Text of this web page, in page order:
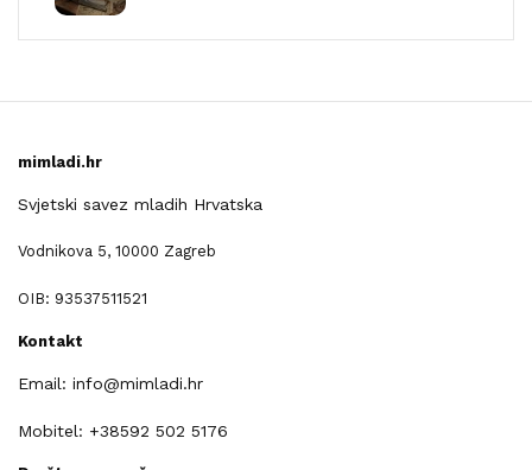
mimladi.hr
Svjetski savez mladih Hrvatska
Vodnikova 5, 10000 Zagreb
OIB: 93537511521
Kontakt
Email: info@mimladi.hr
Mobitel: +38592 502 5176